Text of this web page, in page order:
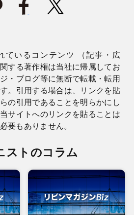
ているコンテンツ （記事・広
する著作権は当社に帰属してお
・ブログ等に無断で転載・転用
。引用する場合は、リンクを貼
の引用であることを明らかにし
サイトへのリンクを貼ることは
要もありません。
ストのコラム